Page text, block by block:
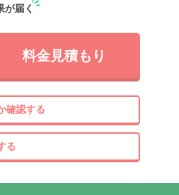
が届く
料金見積もり
確認する
る